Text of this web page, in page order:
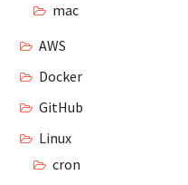
mac
AWS
Docker
GitHub
Linux
cron